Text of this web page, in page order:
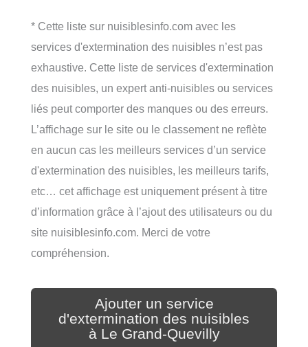
* Cette liste sur nuisiblesinfo.com avec les
services d'extermination des nuisibles n’est pas
exhaustive. Cette liste de services d'extermination
des nuisibles, un expert anti-nuisibles ou services
liés peut comporter des manques ou des erreurs.
L’affichage sur le site ou le classement ne reflète
en aucun cas les meilleurs services d’un service
d'extermination des nuisibles, les meilleurs tarifs,
etc… cet affichage est uniquement présent à titre
d’information grâce à l’ajout des utilisateurs ou du
site nuisiblesinfo.com. Merci de votre
compréhension.
Ajouter un service
d'extermination des nuisibles
à Le Grand-Quevilly